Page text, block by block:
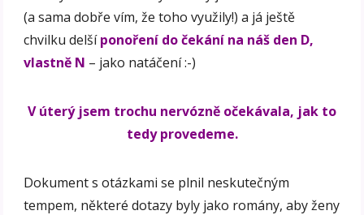
(a sama dobře vím, že toho využily!) a já ještě
chvilku delšíponoření do čekání na náš den D,
vlastně N – jako natáčení :-)
V úterý jsem trochu nervózně očekávala, jak to
tedy provedeme.
Dokument s otázkami se plnil neskutečným
tempem, některé dotazy byly jako romány, aby ženy